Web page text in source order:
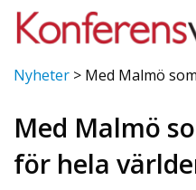
Nyheter > Med Malmö
Med Malmö
för hela